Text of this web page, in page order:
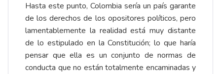
Hasta este punto, Colombia sería un país garante
de los derechos de los opositores políticos, pero
lamentablemente la realidad está muy distante
de lo estipulado en la Constitución; lo que haría
pensar que ella es un conjunto de normas de
conducta que no están totalmente encaminadas y